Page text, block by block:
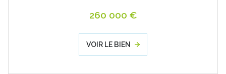
260 000 €
VOIR LE BIEN